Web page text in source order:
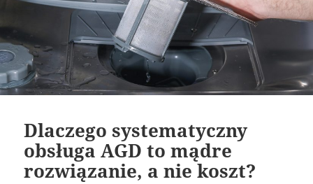
Dlaczego systematyczny
obsługa AGD to mądre
rozwiązanie, a nie koszt?